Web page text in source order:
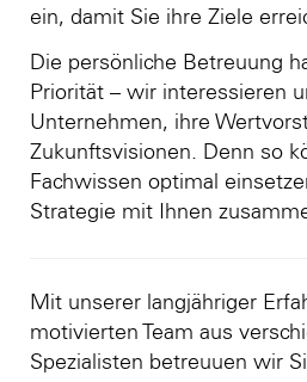
ein, damit Sie ihre Ziele
Die persönliche Betreuung
Priorität – wir interessieren
Unternehmen, ihre
Zukunftsvisionen. Denn so
Fachwissen optimal
Strategie mit Ihnen
Mit unserer langjähriger
motivierten Team aus
Spezialisten betreuuen wir